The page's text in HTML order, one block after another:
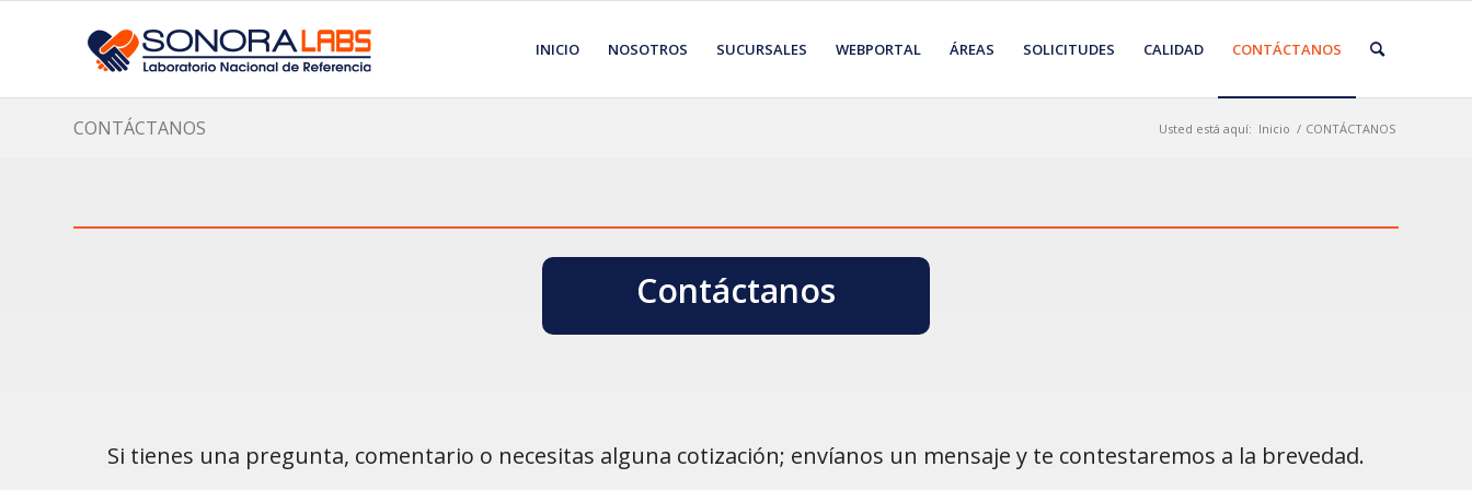
INICIO NOSOTROS SUCURSALES WEBPORTAL ÁREAS SOLICITUDES CALIDAD CONTÁCTANOS
CONTÁCTANOS Usted está aquí: Inicio / CONTÁCTANOS
Contáctanos
Si tienes una pregunta, comentario o necesitas alguna cotización; envíanos un mensaje y te contestaremos a la brevedad.